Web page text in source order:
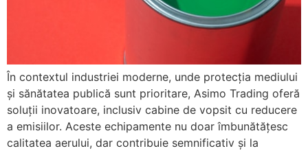
În contextul industriei moderne, unde protecția mediului
și sănătatea publică sunt prioritare, Asimo Trading oferă
soluții inovatoare, inclusiv cabine de vopsit cu reducere
a emisiilor. Aceste echipamente nu doar îmbunătățesc
calitatea aerului, dar contribuie semnificativ și la